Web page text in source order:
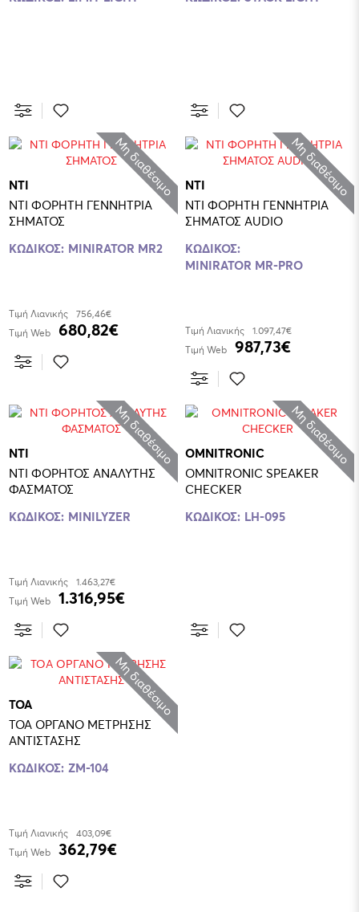
Μη διαθέσιμο
NTI
NTI ΦΟΡΗΤΗ ΓΕΝΝΗΤΡΙΑ
ΣΗΜΑΤΟΣ
ΚΩΔΙΚΟΣ: MINIRATOR MR2
Τιμή Λιανικής
756,46€
Τιμή Web
680,82€
Μη διαθέσιμο
NTI
NTI ΦΟΡΗΤΗ ΓΕΝΝΗΤΡΙΑ
ΣΗΜΑΤΟΣ AUDIO
ΚΩΔΙΚΟΣ:
MINIRATOR MR-PRO
Τιμή Λιανικής
1.097,47€
Τιμή Web
987,73€
Μη διαθέσιμο
NTI
NTI ΦΟΡΗΤΟΣ ΑΝΑΛΥΤΗΣ
ΦΑΣΜΑΤΟΣ
ΚΩΔΙΚΟΣ: MINILYZER
Τιμή Λιανικής
1.463,27€
Τιμή Web
1.316,95€
Μη διαθέσιμο
OMNITRONIC
OMNITRONIC SPEAKER
CHECKER
ΚΩΔΙΚΟΣ: LH-095
Μη διαθέσιμο
TOA
TOA ΟΡΓΑΝΟ ΜΕΤΡΗΣΗΣ
ΑΝΤΙΣΤΑΣΗΣ
ΚΩΔΙΚΟΣ: ZM-104
Τιμή Λιανικής
403,09€
Τιμή Web
362,79€